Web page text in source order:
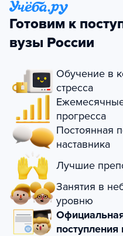
Готовим к
вузы России
Обучение в
стресса
прогресса
Постоянная
наставника
Лучшие
Занятия в
уровню